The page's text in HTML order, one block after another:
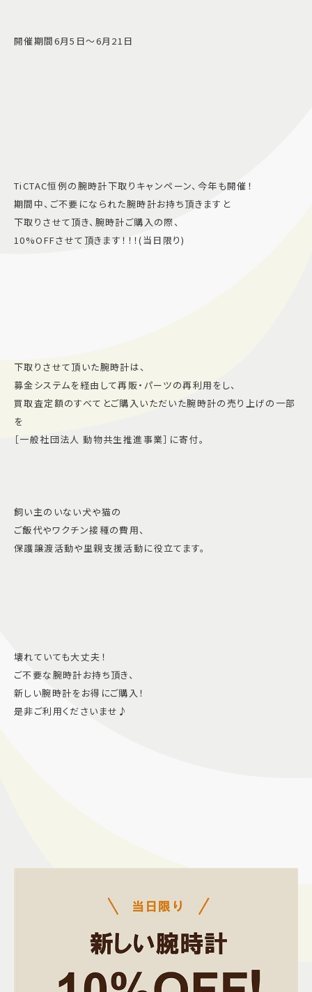
開催期間6月5日〜6月21日
TiCTAC恒例の腕時計下取りキャンペーン、今年も開催！
期間中、ご不要になられた腕時計お持ち頂きますと
下取りさせて頂き、腕時計ご購入の際、
10%OFFさせて頂きます！！！(当日限り)
下取りさせて頂いた腕時計は、
募金システムを経由して再販・パーツの再利用をし、
買取査定額のすべてとご購入いただいた腕時計の売り上げの一部
を
［一般社団法人 動物共生推進事業］に寄付。
飼い主のいない犬や猫の
ご飯代やワクチン接種の費用、
保護譲渡活動や里親支援活動に役立てます。
壊れていても大丈夫！
ご不要な腕時計お持ち頂き、
新しい腕時計をお得にご購入！
是非ご利用くださいませ♪